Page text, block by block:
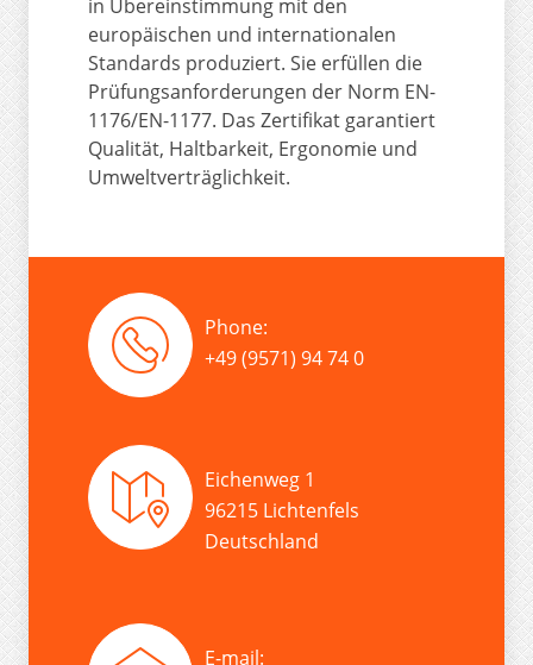
in Übereinstimmung mit den
europäischen und internationalen
Standards produziert. Sie erfüllen die
Prüfungsanforderungen der Norm EN-
1176/EN-1177. Das Zertifikat garantiert
Qualität, Haltbarkeit, Ergonomie und
Umweltverträglichkeit.
Phone:
+49 (9571) 94 74 0
Eichenweg 1
96215 Lichtenfels
Deutschland
E-mail: